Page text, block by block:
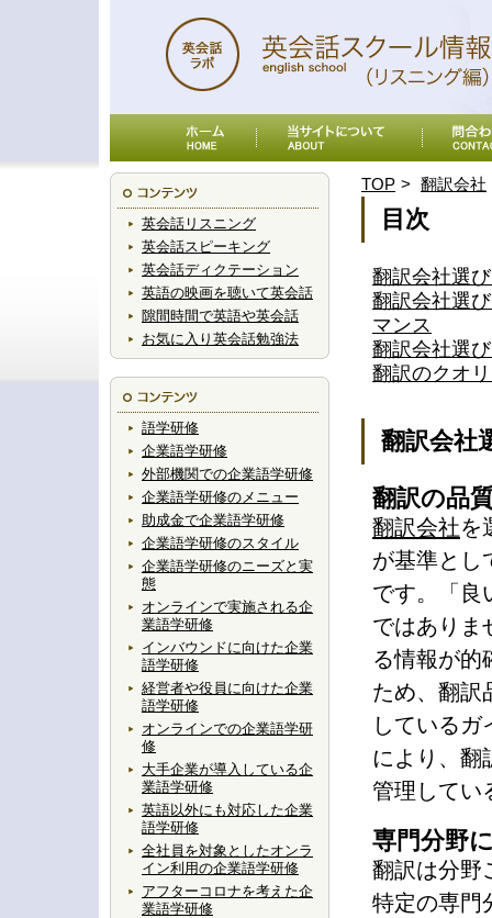
英会話リスニング
英会話スピーキング
英会話ディクテーション
英語の映画を聴いて英会話
隙間時間で英語や英会話
お気に入り英会話勉強法
語学研修
企業語学研修
外部機関での企業語学研修
企業語学研修のメニュー
助成金で企業語学研修
企業語学研修のスタイル
企業語学研修のニーズと実
態
オンラインで実施される企
業語学研修
インバウンドに向けた企業
語学研修
経営者や役員に向けた企業
語学研修
オンラインでの企業語学研
修
大手企業が導入している企
業語学研修
英語以外にも対応した企業
語学研修
全社員を対象としたオンラ
イン利用の企業語学研修
アフターコロナを考えた企
業語学研修
TOP 翻訳会社
目次
翻訳会社選
翻訳会社選
マンス
翻訳会社選
翻訳のクオ
翻訳会社
翻訳の品
翻訳会社を
が基準とし
です。「良
ではありま
る情報が的
ため、翻訳
している
により、翻
管理してい
専門分野
翻訳は分野
特定の専門